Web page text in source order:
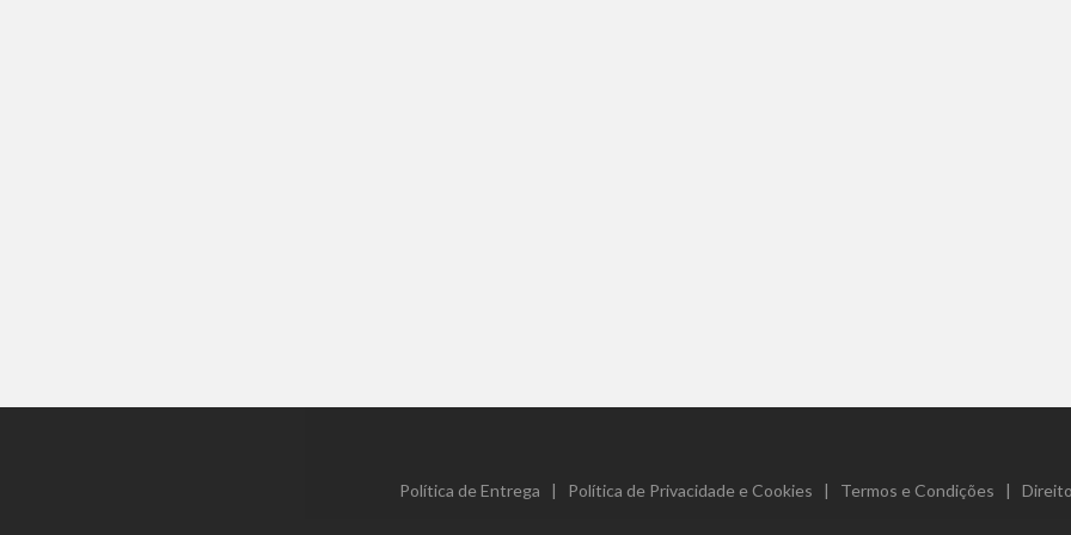
Política de Entrega | Política de Privacidade e Cookies | Termos e Condições |